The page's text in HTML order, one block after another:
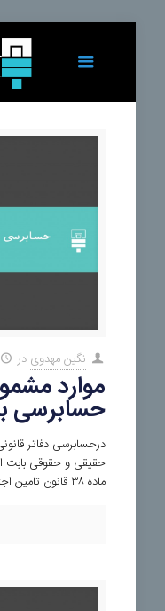
نگین مهدوی در
موارد
حسابرسی
درحسابرسی دفاتر
حقیقی و حقوقی بابت
ماده ۳۸ قانون تامین اجتماعی ، که مفاصا حساب از […]